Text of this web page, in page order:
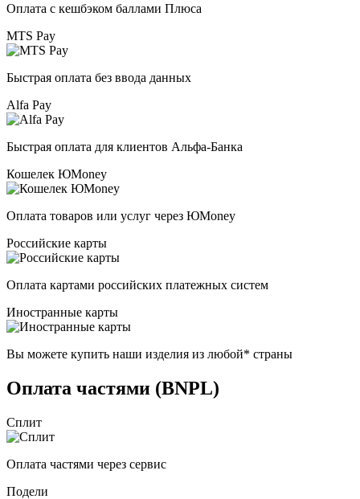
Оплата с кешбэком баллами Плюса
MTS Pay
Быстрая оплата без ввода данных
Alfa Pay
Быстрая оплата для клиентов Альфа-Банка
Кошелек ЮMoney
Оплата товаров или услуг через ЮMoney
Российские карты
Оплата картами российских платежных систем
Иностранные карты
Вы можете купить наши изделия из любой* страны
Оплата частями (BNPL)
Сплит
Оплата частями через сервис
Подели